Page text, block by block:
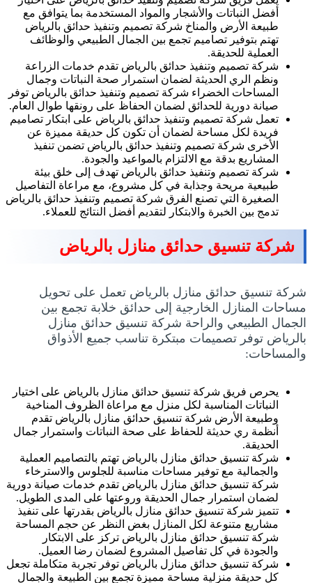
أفضل النباتات والأشجار والمواد المستخدمة بما يتوافق مع
طبيعة الأرض والمناخ شركة تصميم وتنفيذ حدائق بالرياض
تهتم بتوفير تصاميم تجمع بين الجمال الطبيعي والوظائف
العملية للحديقة.
شركة تصميم وتنفيذ حدائق بالرياض تقدم خدمات الزراعة
ونظم الري الحديثة لضمان استمرار صحة النباتات وجمال
المساحات الخضراء شركة تصميم وتنفيذ حدائق بالرياض توفر
صيانة دورية للحدائق لضمان الحفاظ على رونقها طوال العام.
تعمل شركة تصميم وتنفيذ حدائق بالرياض على ابتكار تصاميم
فريدة لكل مساحة لضمان أن تكون كل حديقة مميزة عن
الأخرى شركة تصميم وتنفيذ حدائق بالرياض تضمن تنفيذ
المشاريع بدقة مع الالتزام بالمواعيد والجودة.
شركة تصميم وتنفيذ حدائق بالرياض تهدف إلى خلق بيئة
طبيعية مريحة وجذابة في كل مشروع، مع مراعاة التفاصيل
الصغيرة التي تصنع الفرق شركة تصميم وتنفيذ حدائق بالرياض
تدمج بين الخبرة والابتكار لتقديم أفضل النتائج للعملاء.
شركة تنسيق حدائق منازل بالرياض
شركة تنسيق حدائق منازل بالرياض تعمل على تحويل
مساحات المنازل الخارجية إلى حدائق خلابة تجمع بين
الجمال الطبيعي والراحة شركة تنسيق حدائق منازل
بالرياض توفر تصميمات مبتكرة تناسب جميع الأذواق
والمساحات:
يحرص فريق شركة تنسيق حدائق منازل بالرياض على اختيار
النباتات المناسبة لكل منزل مع مراعاة الظروف المناخية
وطبيعة الأرض شركة تنسيق حدائق منازل بالرياض تقدم
أنظمة ري حديثة للحفاظ على صحة النباتات واستمرار جمال
الحديقة.
شركة تنسيق حدائق منازل بالرياض تهتم بالتصاميم العملية
والجمالية مع توفير مساحات مناسبة للجلوس والاسترخاء
شركة تنسيق حدائق منازل بالرياض تقدم خدمات صيانة دورية
لضمان استمرار جمال الحديقة وروعتها على المدى الطويل.
تتميز شركة تنسيق حدائق منازل بالرياض بقدرتها على تنفيذ
مشاريع متنوعة لكل المنازل بغض النظر عن حجم المساحة
شركة تنسيق حدائق منازل بالرياض تركز على الابتكار
والجودة في كل تفاصيل المشروع لضمان رضا العميل.
شركة تنسيق حدائق منازل بالرياض توفر تجربة متكاملة تجعل
كل حديقة منزلية مساحة مميزة تجمع بين الطبيعة والجمال